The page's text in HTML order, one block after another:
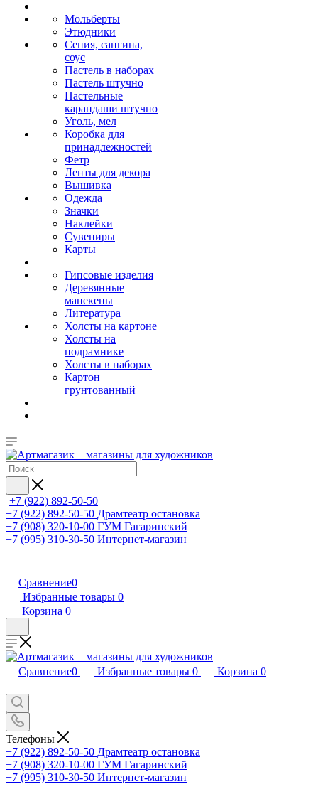
Мольберты
Этюдники
Сепия, сангина,
соус
Пастель в наборах
Пастель штучно
Пастельные
карандаши штучно
Уголь, мел
Коробка для
принадлежностей
Фетр
Ленты для декора
Вышивка
Одежда
Значки
Наклейки
Сувениры
Карты
Гипсовые изделия
Деревянные
манекены
Литература
Холсты на картоне
Холсты на
подрамнике
Холсты в наборах
Картон
грунтованный
+7 (922) 892-50-50
+7 (922) 892-50-50 Драмтеатр остановка
+7 (908) 320-10-00 ГУМ Гагаринский
+7 (995) 310-30-50 Интернет-магазин
Сравнение0
Избранные товары 0
Корзина 0
Сравнение0 Избранные товары 0 Корзина 0
Телефоны
+7 (922) 892-50-50 Драмтеатр остановка
+7 (908) 320-10-00 ГУМ Гагаринский
+7 (995) 310-30-50 Интернет-магазин